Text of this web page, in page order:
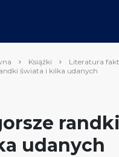
Książki Literatura
świata i kilka udanych
udanych